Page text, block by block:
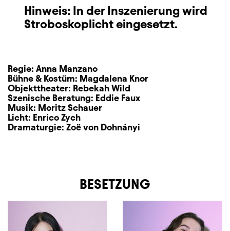
Hinweis: In der Inszenierung wird
Stroboskoplicht eingesetzt.
Regie: Anna Manzano
Bühne & Kostüm: Magdalena Knor
Objekttheater: Rebekah Wild
Szenische Beratung: Eddie Faux
Musik: Moritz Schauer
Licht: Enrico Zych
Dramaturgie: Zoë von Dohnányi
BESETZUNG